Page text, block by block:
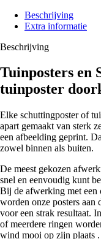
Beschrijving
Extra informatie
Beschrijving
Tuinposters en
tuinposter
Elke schuttingposter of
apart gemaakt van sterk
een afbeelding geprint.
zowel binnen als buiten.
De meest gekozen
snel en eenvoudig kunt
Bij de afwerking met een
worden onze posters aan
voor een strak resultaat.
of meerdere ringen
wind mooi op zijn plaats .